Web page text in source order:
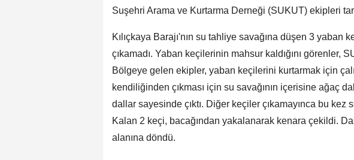
Suşehri Arama ve Kurtarma Derneği (SUKUT) ekipleri
Kılıçkaya Barajı'nın su tahliye savağına düşen 3 yaban
çıkamadı. Yaban keçilerinin mahsur kaldığını görenler,
Bölgeye gelen ekipler, yaban keçilerini kurtarmak için
kendiliğinden çıkması için su savağının içerisine ağaç
dallar sayesinde çıktı. Diğer keçiler çıkamayınca bu kez
Kalan 2 keçi, bacağından yakalanarak kenara çekildi.
alanına döndü.